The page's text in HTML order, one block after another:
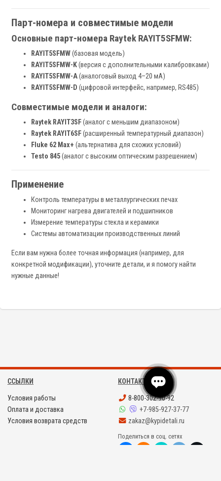
Парт-номера и совместимые модели
Основные парт-номера Raytek RAYIT5SFMW:
RAYIT5SFMW(базовая модель)
RAYIT5SFMW-K(версия с дополнительными калибровками)
RAYIT5SFMW-A(аналоговый выход 4–20 мА)
RAYIT5SFMW-D (цифровой интерфейс, например, RS485)
Совместимые модели и аналоги:
Raytek RAYIT3SF(аналог с меньшим диапазоном)
Raytek RAYIT6SF(расширенный температурный диапазон)
Fluke 62 Max+ (альтернатива для схожих условий)
Testo 845(аналог с высоким оптическим разрешением)
Применение
Контроль температуры в металлургических печах
Мониторинг нагрева двигателей и подшипников
Измерение температуры стекла и керамики
Системы автоматизации производственных линий
Если вам нужна более точная информация (например, для
конкретной модификации), уточните детали, и я помогу найти
нужные данные!
ССЫЛКИ
Условия работы
Оплата и доставка
Условия возврата средств
КОНТАКТЫ
8-800-302-90-92
+7-985-927-37-77
zakaz@kypidetali.ru
Поделиться в соц. сетях